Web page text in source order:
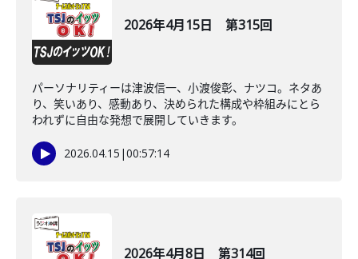
2026年4月15日 第315回
パーソナリティーは津波信一、小渡俊彰、ナツコ。ネタあ
り、笑いあり、感動あり、決められた構成や枠組みにとら
われずに自由な発想で展開していきます。
2026.04.15 |00:57:14
2026年4月8日 第314回